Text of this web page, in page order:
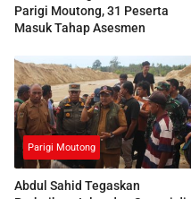
Parigi Moutong, 31 Peserta
Masuk Tahap Asesmen
Parigi Moutong
Abdul Sahid Tegaskan